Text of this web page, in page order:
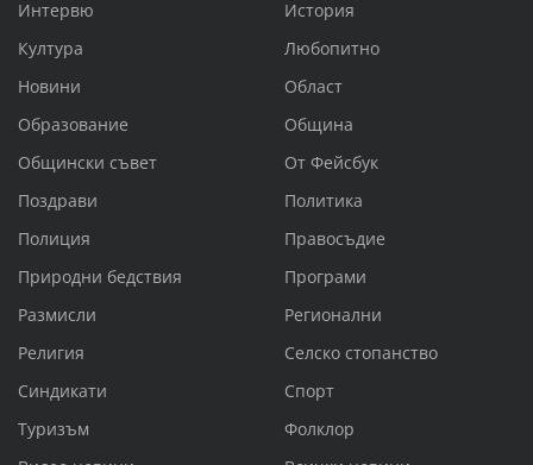
Интервю
История
Култура
Любопитно
Новини
Област
Образование
Община
Общински съвет
От Фейсбук
Поздрави
Политика
Полиция
Правосъдие
Природни бедствия
Програми
Размисли
Регионални
Религия
Селско стопанство
Синдикати
Спорт
Туризъм
Фолклор